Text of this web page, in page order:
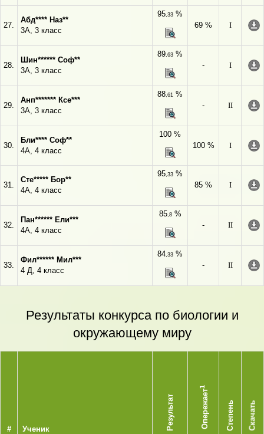
27.
Абд**** Наз**
3А, 3 класс
95,33 %
69 %
I
28.
Шин****** Соф**
3А, 3 класс
89,63 %
-
I
29.
Анп******* Ксе***
3А, 3 класс
88,61 %
-
II
30.
Бли**** Соф**
4А, 4 класс
100 %
100 %
I
31.
Сте***** Бор**
4А, 4 класс
95,33 %
85 %
I
32.
Пан****** Ели***
4А, 4 класс
85,8%
-
II
33.
Фил****** Мил***
4 Д, 4 класс
84,33 %
-
II
Результаты конкурса по биологии и
окружающему миру
# Ученик Результат Опережает
1
Степень Скачать